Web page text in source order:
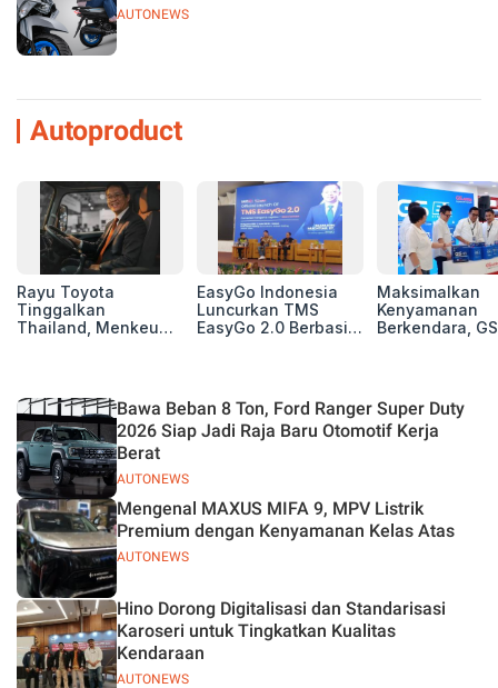
AUTONEWS
Autoproduct
Rayu Toyota
Tinggalkan
Thailand, Menkeu
Basis Produksi
ASEAN
EasyGo Indonesia
Luncurkan TMS
EasyGo 2.0 Berbasis
Maksimalkan
Kenyamanan
Berkendara,
2026
AUTONEWS
Bawa Beban 8 Ton, Ford Ranger Super Duty
2026 Siap Jadi Raja Baru Otomotif Kerja
Berat
AUTONEWS
Mengenal MAXUS MIFA 9, MPV Listrik
Premium dengan Kenyamanan Kelas Atas
AUTONEWS
Hino Dorong Digitalisasi dan Standarisasi
Karoseri untuk Tingkatkan Kualitas
Kendaraan